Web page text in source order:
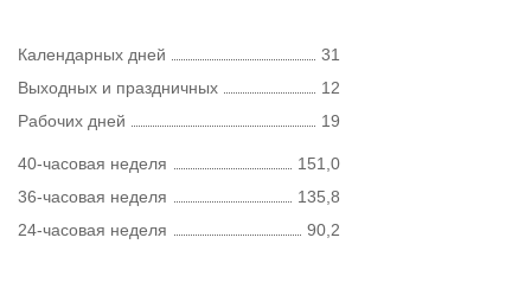
Календарных дней
31
Выходных и праздничных
12
Рабочих дней
19
40-часовая неделя
151,0
36-часовая неделя
135,8
24-часовая неделя
90,2